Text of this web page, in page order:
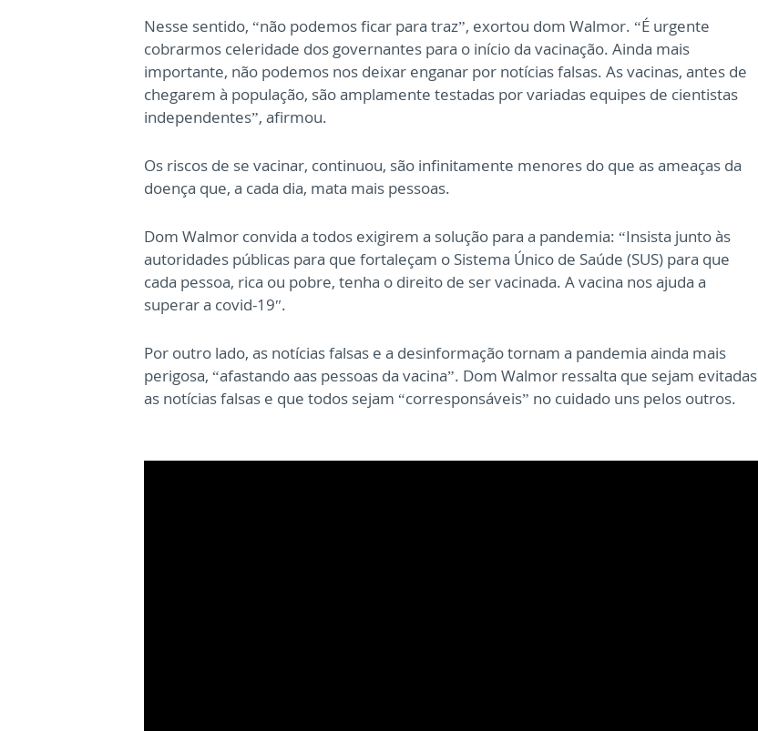
Nesse sentido, “não podemos ficar para traz”, exortou dom Walmor. “É urgente
cobrarmos celeridade dos governantes para o início da vacinação. Ainda mais
importante, não podemos nos deixar enganar por notícias falsas. As vacinas, antes de
chegarem à população, são amplamente testadas por variadas equipes de cientistas
independentes”, afirmou.
Os riscos de se vacinar, continuou, são infinitamente menores do que as ameaças da
doença que, a cada dia, mata mais pessoas.
Dom Walmor convida a todos exigirem a solução para a pandemia: “Insista junto às
autoridades públicas para que fortaleçam o Sistema Único de Saúde (SUS) para que
cada pessoa, rica ou pobre, tenha o direito de ser vacinada. A vacina nos ajuda a
superar a covid-19″.
Por outro lado, as notícias falsas e a desinformação tornam a pandemia ainda mais
perigosa, “afastando aas pessoas da vacina”. Dom Walmor ressalta que sejam evitadas
as notícias falsas e que todos sejam “corresponsáveis” no cuidado uns pelos outros.